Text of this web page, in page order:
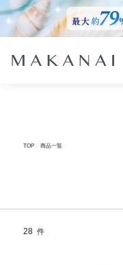
TOP 商品一覧
28 件